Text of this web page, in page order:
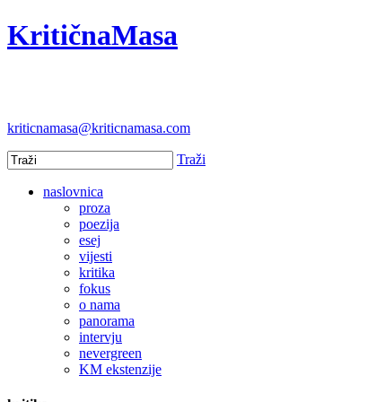
KritičnaMasa
kriticnamasa@kriticnamasa.com
Traži
naslovnica
proza
poezija
esej
vijesti
kritika
fokus
o nama
panorama
intervju
nevergreen
KM ekstenzije